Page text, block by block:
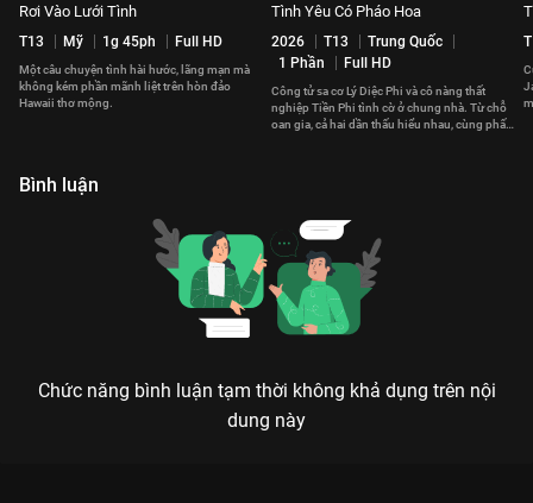
Rơi Vào Lưới Tình
T13 Mỹ 1g 45ph Full HD
Một câu chuyện tình hài hước, lãng mạn mà
không kém phần mãnh liệt trên hòn đảo
Hawaii thơ mộng.
Tình Yêu Có Pháo Hoa
2026 T13
Trung Quốc
1 Phần
Full HD
Công tử sa cơ Lý Diệc Phi và cô nàng thất
nghiệp Tiền Phi tình cờ ở chung nhà. Từ chỗ
oan gia, cả hai dần thấu hiểu nhau, cùng phấn
Bình luận
Chức năng bình luận tạm thời không khả dụng trên nội
dung này